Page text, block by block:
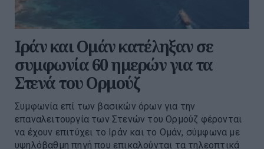
Ιράν και Ομάν κατέληξαν σε
συμφωνία 60 ημερών για τα
Στενά του Ορμούζ
Συμφωνία επί των βασικών όρων για την
επαναλειτουργία των Στενών του Ορμούζ φέρονται
να έχουν επιτύχει το Ιράν και το Ομάν, σύμφωνα με
υψηλόβαθμη πηγή που επικαλούνται τα τηλεοπτικά